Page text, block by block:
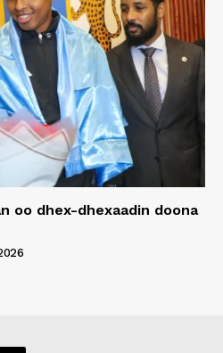
oo dhex-dhexaadin doona